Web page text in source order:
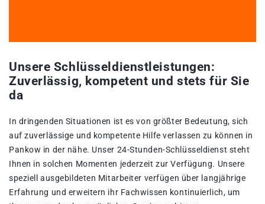
Unsere Schlüsseldienstleistungen:
Zuverlässig, kompetent und stets für Sie
da
In dringenden Situationen ist es von größter Bedeutung, sich
auf zuverlässige und kompetente Hilfe verlassen zu können in
Pankow in der nähe. Unser 24-Stunden-Schlüsseldienst steht
Ihnen in solchen Momenten jederzeit zur Verfügung. Unsere
speziell ausgebildeten Mitarbeiter verfügen über langjährige
Erfahrung und erweitern ihr Fachwissen kontinuierlich, um